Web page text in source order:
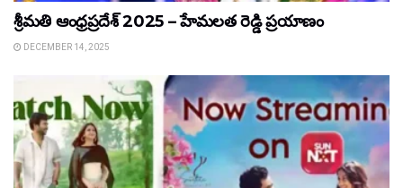
శ్రీమతి ఆంధ్రప్రదేశ్ 2025 – హేమలత రెడ్డి ప్రయాణం
DECEMBER 14, 2025